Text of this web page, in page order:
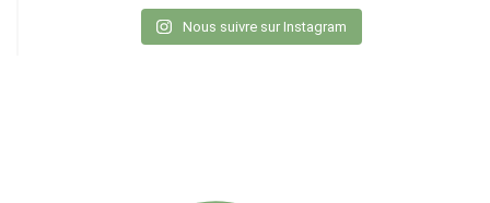
Nous suivre sur Instagram